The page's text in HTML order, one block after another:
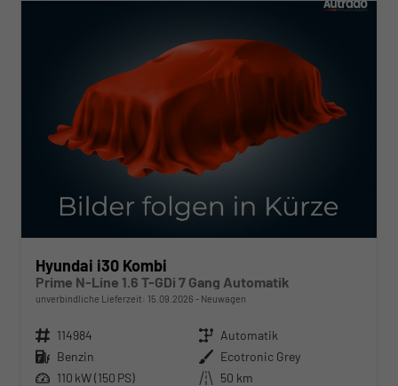
Hyundai i30 Kombi
Prime N-Line 1.6 T-GDi 7 Gang Automatik
unverbindliche Lieferzeit: 15.09.2026 Neuwagen
Fahrzeugnr. 114984 Getriebe Automatik
Kraftstoff Benzin Außenfarbe Ecotronic Grey
Leistung 110 kW (150 PS) Kilometerstand 50 km